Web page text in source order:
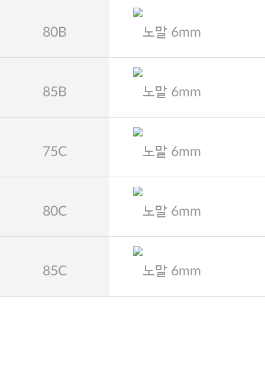
80B 노말 6mm
85B 노말 6mm
75C 노말 6mm
80C 노말 6mm
85C 노말 6mm